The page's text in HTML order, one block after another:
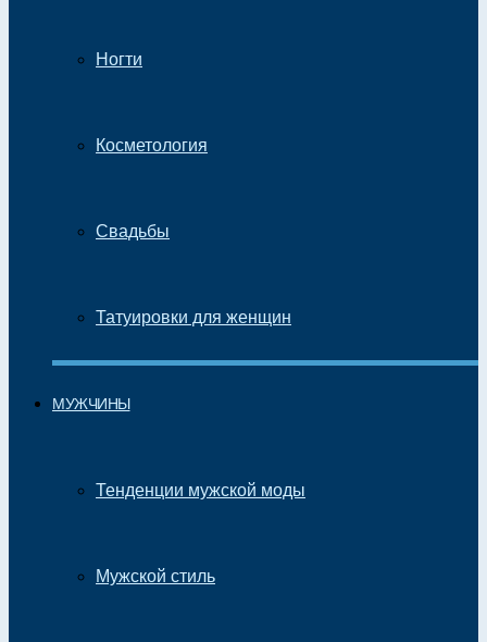
Ногти
Косметология
Свадьбы
Татуировки для женщин
МУЖЧИНЫ
Тенденции мужской моды
Мужской стиль